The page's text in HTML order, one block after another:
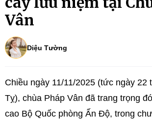
Vân
Diệu Tường
Chiều ngày 11/11/2025 (tức ngày 22
Tỵ), chùa Pháp Vân đã trang trọng
cao Bộ Quốc phòng Ấn Độ, trong